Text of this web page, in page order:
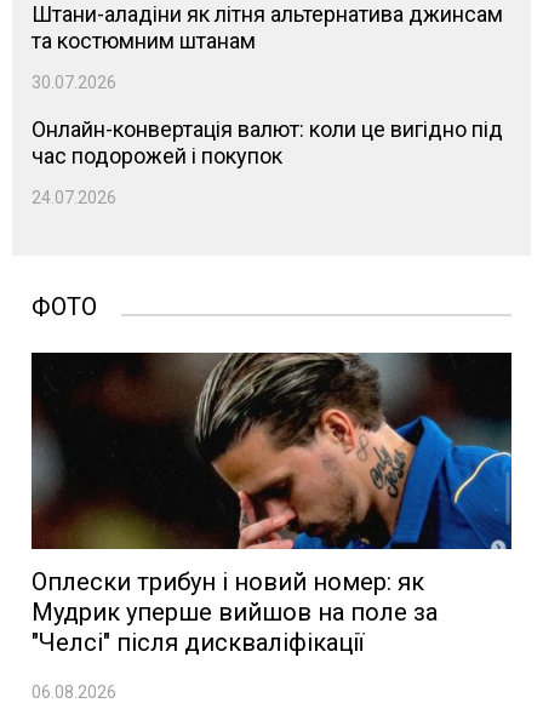
Штани-аладіни як літня альтернатива джинсам
та костюмним штанам
30.07.2026
Онлайн-конвертація валют: коли це вигідно під
час подорожей і покупок
24.07.2026
ФОТО
Оплески трибун і новий номер: як
Мудрик уперше вийшов на поле за
"Челсі" після дискваліфікації
06.08.2026